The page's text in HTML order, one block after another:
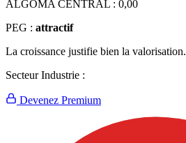
ALGOMA CENTRAL : 0,00
PEG : attractif
La croissance justifie bien la valorisation.
Secteur Industrie :
Devenez Premium